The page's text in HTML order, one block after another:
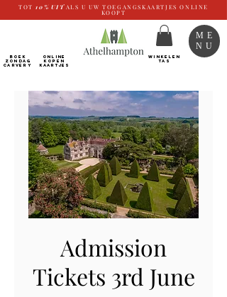
TOT 10% UIT ALS U UW TOEGANGSKAARTJES ONLINE
KOOPT
BOEK
ZONDAG
CARVERY
ONLINE
kopen
Kaartjes
WINKELEN
TAS
ME
NU
Admission
Tickets 3rd June